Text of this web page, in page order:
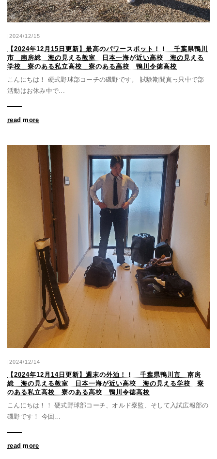
|2024/12/15
【2024年12月15日更新】最高のパワースポット！！ 千葉県鴨川
市 南房総 海の見える教室 日本一海が近い高校 海の見える
学校 寮のある私立高校 寮のある高校 鴨川令徳高校
こんにちは！ 硬式野球部コーチの磯野です。 試験期間真っ只中で部
活動はお休み中で...
read more
|2024/12/14
【2024年12月14日更新】週末の外泊！！ 千葉県鴨川市 南房
総 海の見える教室 日本一海が近い高校 海の見える学校 寮
のある私立高校 寮のある高校 鴨川令徳高校
こんにちは！！ 硬式野球部コーチ、オルド寮監、そして入試広報部の
磯野です！ 今回...
read more